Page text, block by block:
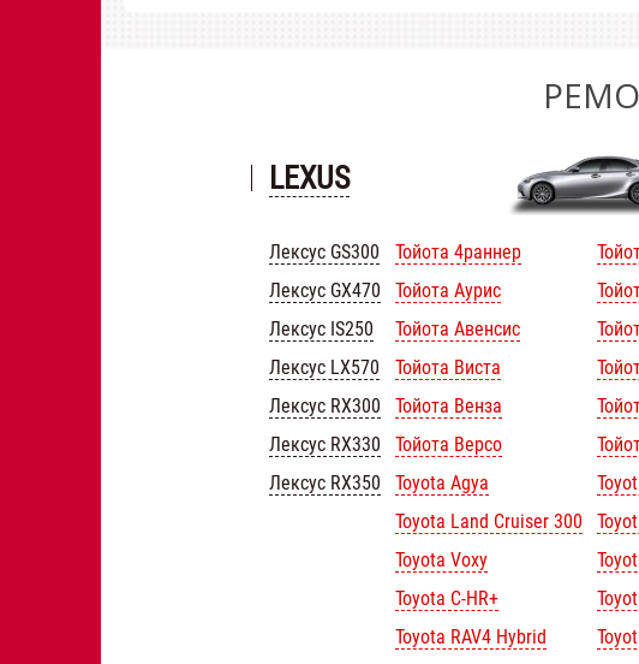
LEXUS
Лексус GS300
Лексус GX470
Лексус IS250
Лексус LX570
Лексус RX300
Лексус RX330
Лексус RX350
Тойота 4раннер
Тойота Аурис
Тойота Авенсис
Тойота Виста
Тойота Венза
Тойота Версо
Toyota Agya
Toyota Land Cruiser 300
Toyota Voxy
Toyota C-HR+
Toyota RAV4 Hybrid